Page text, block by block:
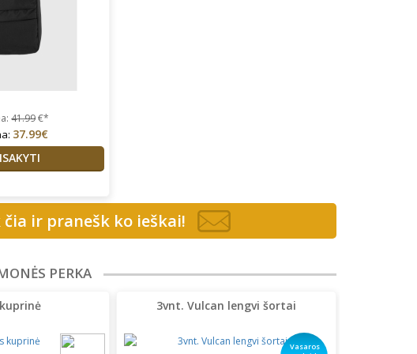
41.99€*
37.99€
ir pranešk ko ieškai!
PERKA
3vnt. Vulcan lengvi šortai
Vasaros